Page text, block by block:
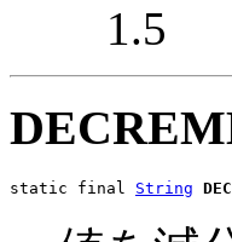
1.5
static final String